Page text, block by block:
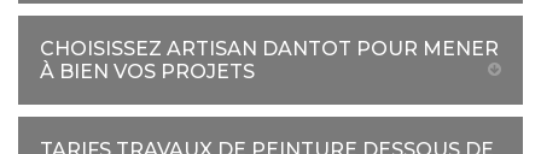
CHOISISSEZ ARTISAN DANTOT POUR MENER
À BIEN VOS PROJETS